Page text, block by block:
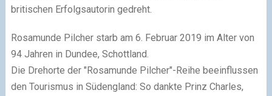
britischen Erfolgsautorin gedreht.
Rosamunde Pilcher starb am 6. Februar 2019 im Alter von
94 Jahren in Dundee, Schottland.
Die Drehorte der "Rosamunde Pilcher"-Reihe beeinflussen
den Tourismus in Südengland: So dankte Prinz Charles,